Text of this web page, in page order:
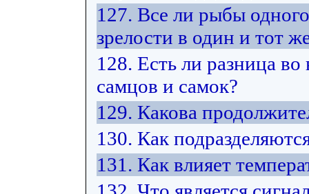
127. Все ли рыбы
зрелости в один и тот
128. Есть ли разница
самцов и самок?
129. Какова
130. Как
131. Как влияет